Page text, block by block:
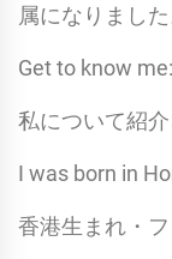
属になりました
Get to know me:
私について紹
I was born in
香港生まれ・フ